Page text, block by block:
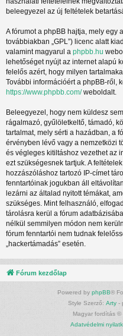
beleegyezel az új feltételek
A fórumot a phpBB hajtja, mely egy a „
továbbiakban „GPL”) licenc alatt
valamint magyarul a phpbb.hu
lehetőséget nyújt az internet alapú
felelős azért, hogy milyen
További információért a phpBB-ről,
https://www.phpbb.com/weboldalt.
Beleegyezel, hogy nem küldesz
rágalmazó, gyűlöletkeltő, támadó,
tartalmat, mely sérti a hazádban, a
érvényben lévő vagy a nemzetközi
és végleges kitiltáshoz vezethet az
ezt szükségesnek tartjuk. A
hozzászóláshoz tartozó IP-címet
fenntartóinak jogukban áll
lezárni az általad nyitott témákat,
szükséges. Mint felhasználó,
tárolásra kerül a fórum
nélkül semmilyen módon nem
fórum fenntartói nem tudnak
„hackertámadás” esetén.
Fórum kezdőlap
Powered by phpBB®
Style Szerző: Arty -
Magyar fordítás ©
Adatvédelmi